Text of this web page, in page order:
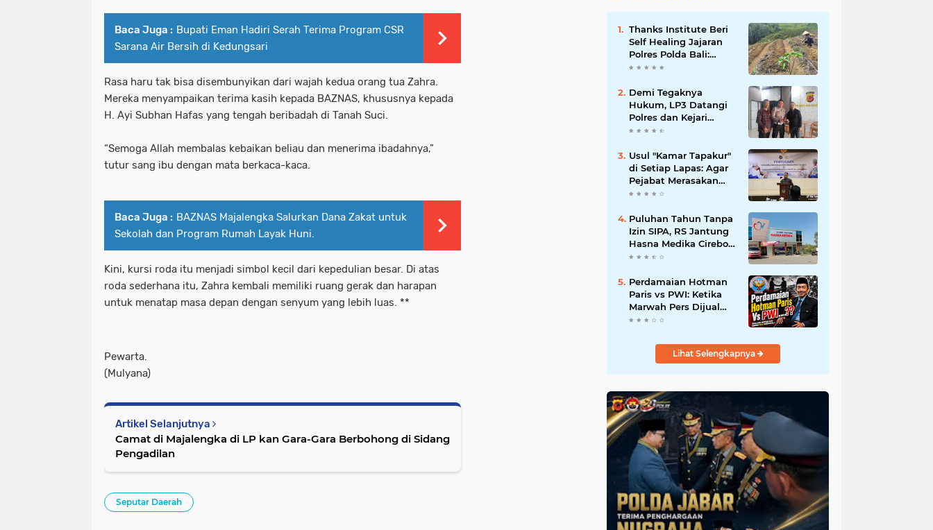
Baca Juga : Bupati Eman Hadiri Serah Terima Program CSR
Sarana Air Bersih di Kedungsari
Rasa haru tak bisa disembunyikan dari wajah kedua orang tua Zahra.
Mereka menyampaikan terima kasih kepada BAZNAS, khususnya kepada
H. Ayi Subhan Hafas yang tengah beribadah di Tanah Suci.
“Semoga Allah membalas kebaikan beliau dan menerima ibadahnya,”
tutur sang ibu dengan mata berkaca-kaca.
Baca Juga : BAZNAS Majalengka Salurkan Dana Zakat untuk
Sekolah dan Program Rumah Layak Huni.
Kini, kursi roda itu menjadi simbol kecil dari kepedulian besar. Di atas
roda sederhana itu, Zahra kembali memiliki ruang gerak dan harapan
untuk menatap masa depan dengan senyum yang lebih luas. **
Pewarta.
(Mulyana)
Artikel Selanjutnya
Camat di Majalengka di LP kan Gara-Gara Berbohong di Sidang
Pengadilan
Seputar Daerah
Thanks Institute Beri
Self Healing Jajaran
Polres Polda Bali:
Mantapkan Program
Demi Tegaknya
Hukum, LP3 Datangi
Polres dan Kejari
Majalengka; Minta
Proporsional:
Restoratif untuk
Lemah, Tegas untuk
Narkoba & Oknum
Usul "Kamar Tapakur"
di Setiap Lapas: Agar
Pejabat Merasakan
Suasana Penjara, Tak
Menyalahgunakan
Amanah
Puluhan Tahun Tanpa
Izin SIPA, RS Jantung
Hasna Medika Cirebon
Diduga Ambil Air
Advokat Kirim Surat
Somasi
Perdamaian Hotman
Paris vs PWI: Ketika
Marwah Pers Dijual
Murah di Meja
Aceng Syamsul Hadie
Lihat Selengkapnya